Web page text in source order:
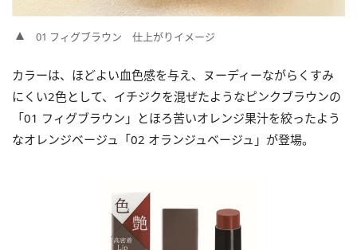
01 フィグブラウン 仕上がりイメージ
カラーは、ほどよい血色感を与え、ヌーディーながらくすみ
にくい2色として、イチジクを混ぜたようなピンクブラウンの
「01 フィグブラウン」とほろ苦いオレンジ果汁を絞ったよう
なオレンジベージュ「02 オランジュベージュ」が登場。